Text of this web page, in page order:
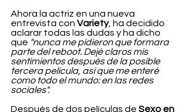
Ahora la actriz en una nueva
entrevista con Variety, ha decidido
aclarar todas las dudas y ha dicho
que "nunca me pidieron que formara
parte del reboot. Dejé claros mis
sentimientos después de la posible
tercera película, así que me enteré
como todo el mundo: en las redes
sociales".
Después de dos películas de Sexo en